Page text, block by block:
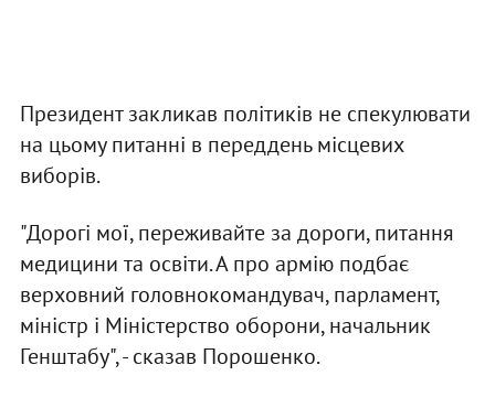
Президент закликав політиків не спекулювати
на цьому питанні в переддень місцевих
виборів.
"Дорогі мої, переживайте за дороги, питання
медицини та освіти. А про армію подбає
верховний головнокомандувач, парламент,
міністр і Міністерство оборони, начальник
Генштабу", - сказав Порошенко.